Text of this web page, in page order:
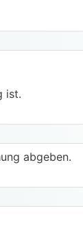
ist.
abgeben.